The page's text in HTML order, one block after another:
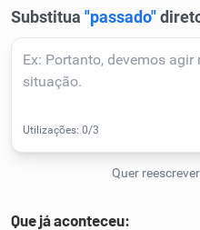
Detector de IA
Humanizador de IA
Que já aconteceu: